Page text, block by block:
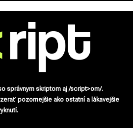
správnym skriptom aj /script>om/.
pozornejšie ako ostatní a lákavejšie